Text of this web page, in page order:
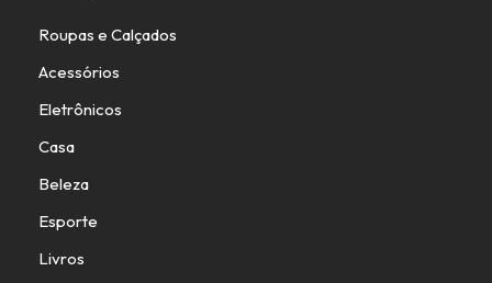
Roupas e Calçados
Acessórios
Eletrônicos
Casa
Beleza
Esporte
Livros